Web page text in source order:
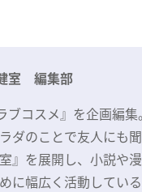
室 編集部
ブコスメ』を企画編
ダのことで友人にも
』を展開し、小説や
に幅広く活動している